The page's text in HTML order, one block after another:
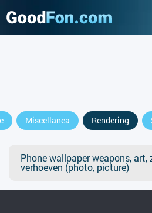
Miscellanea Rendering
Phone wallpaper weapons, art,
verhoeven (photo, picture)